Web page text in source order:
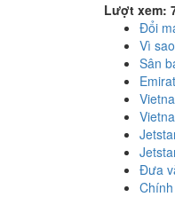
Lượt xem:
Đổi
Vì
Sân
Đưa